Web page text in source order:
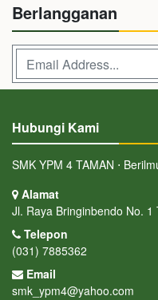
Berlangganan
Hubungi Kami
SMK YPM 4 TAMAN ⋅
Alamat
Jl. Raya Bringinbendo No. 1
Telepon
(031) 7885362
Email
smk_ypm4@yahoo.com